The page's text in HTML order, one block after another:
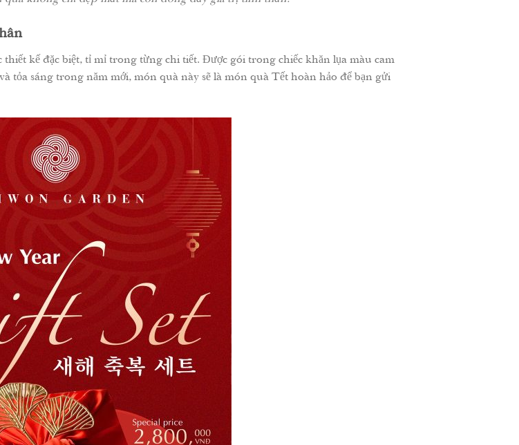
thiết kế đặc biệt, tỉ mỉ trong từng chi tiết. Được gói trong chiếc khăn lụa màu cam
tỏa sáng trong năm mới, món quà này sẽ là món quà Tết hoàn hảo để bạn gửi